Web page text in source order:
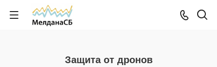
Защита от дронов